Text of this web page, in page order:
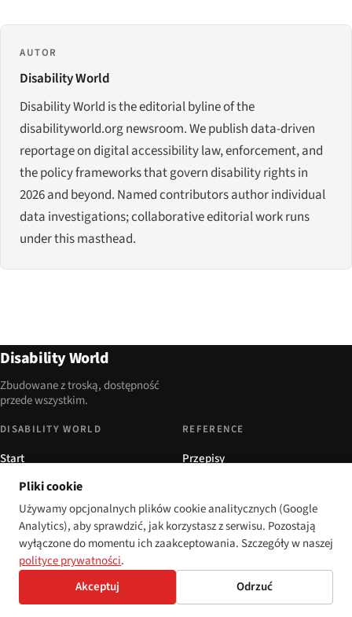
AUTOR
Disability World
Disability World is the editorial byline of the
disabilityworld.org newsroom. We publish data-driven
reportage on digital accessibility law, enforcement, and
the policy frameworks that govern disability rights in
2026 and beyond. Named contributors author individual
data investigations; collaborative editorial work runs
under this masthead.
Disability World
Zbudowane z troską, dostępność
przede wszystkim.
DISABILITY WORLD
Start
Artykuły
O nas
Contact
Privacy
REFERENCE
Przepisy
Free WCAG scanner
WCAG / ARIA
SPOŁECZNOŚĆ
Pliki cookie
Używamy opcjonalnych plików cookie analitycznych (Google
Analytics), aby sprawdzić, jak korzystasz z serwisu. Pozostają
wyłączone do momentu ich zaakceptowania. Szczegóły w naszej
polityce prywatności.
Akceptuj
Odrzuć